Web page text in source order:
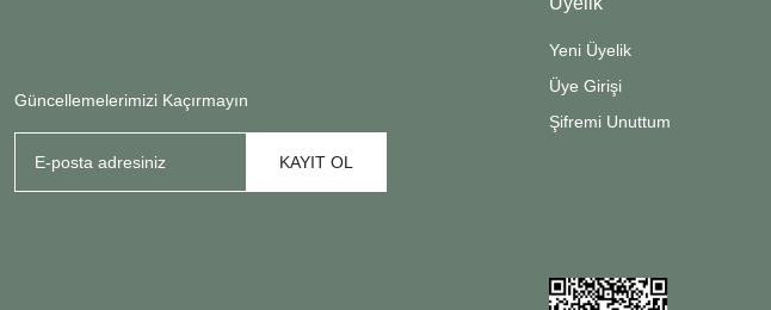
Güncellemelerimizi Kaçırmayın
KAYIT OL
Yeni Üyelik
Üye Girişi
Şifremi Unuttum